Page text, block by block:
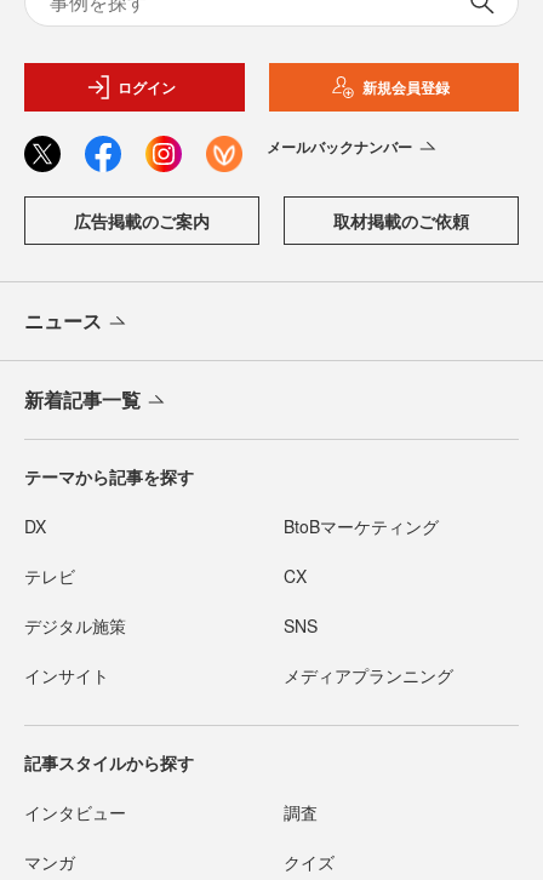
ログイン 新規会員登録
メールバックナンバー
広告掲載のご案内 取材掲載のご依頼
ニュース
新着記事一覧
テーマから記事を探す
DX BtoBマーケティング
テレビ CX
デジタル施策 SNS
インサイト メディアプランニング
記事スタイルから探す
インタビュー 調査
マンガ クイズ